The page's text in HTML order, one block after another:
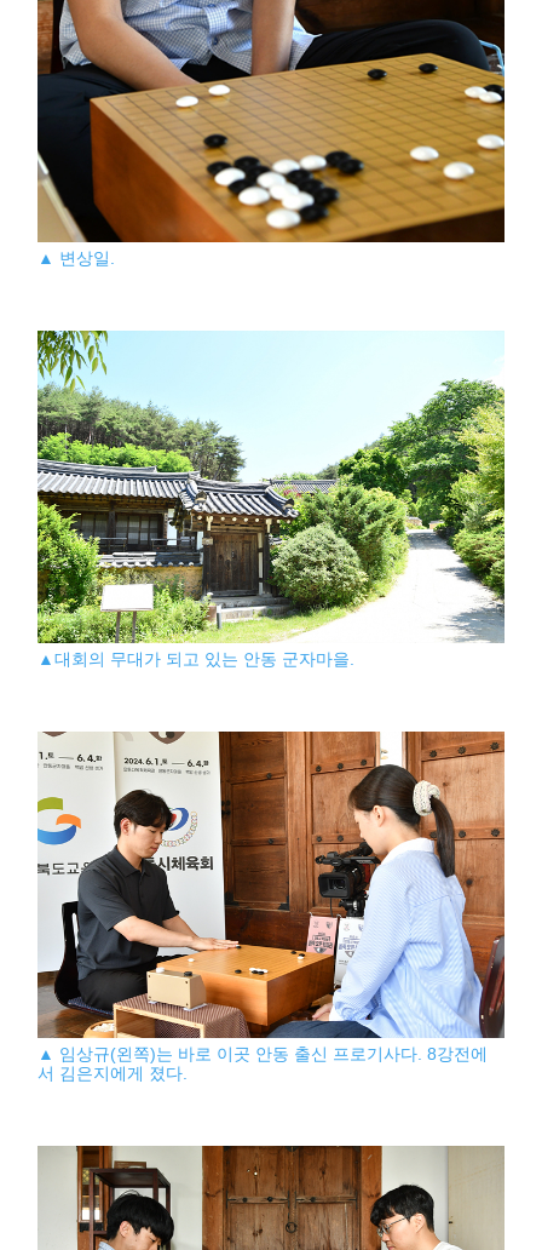
▲ 변상일.
▲대회의 무대가 되고 있는 안동 군자마을.
▲ 임상규(왼쪽)는 바로 이곳 안동 출신 프로기사다. 8강전에
서 김은지에게 졌다.